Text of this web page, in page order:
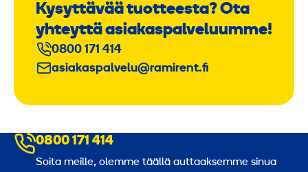
Kysyttävää tuotteesta? Ota
yhteyttä asiakaspalveluumme!
0800 171 414
asiakaspalvelu@ramirent.fi
0800 171 414
Soita meille, olemme täällä auttaaksemme sinua